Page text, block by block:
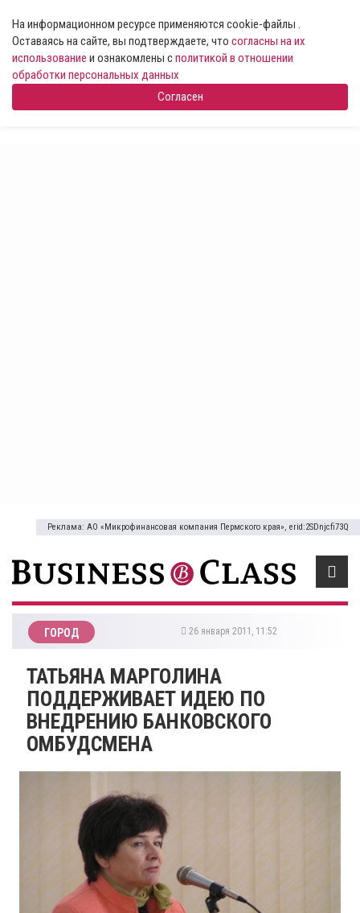
На информационном ресурсе применяются cookie-файлы .
Оставаясь на сайте, вы подтверждаете, что согласны на их
использование и ознакомлены сполитикой в отношении
обработки персональных данных
Согласен
Реклама: АО «Микрофинансовая компания Пермского края», erid:2SDnjcfi73Q
ГОРОД 26 января 2011, 11:52
ТАТЬЯНА МАРГОЛИНА
ПОДДЕРЖИВАЕТ ИДЕЮ ПО
ВНЕДРЕНИЮ БАНКОВСКОГО
ОМБУДСМЕНА